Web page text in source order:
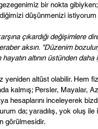
bir nokta gibiyken;
düşünmenizi
çıkardığı değişimlere
aksın. "Düzenim
altının üstünden
yeniden altüst olabilir. Hem
kalmış; Persler, Mayalar,
hesaplarını inceleyerek
da; yaradılış, yok oluş
görülmesidir.